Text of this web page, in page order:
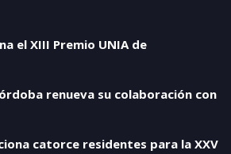
el XIII Premio UNIA de
renueva su colaboración con
catorce residentes para la XXV